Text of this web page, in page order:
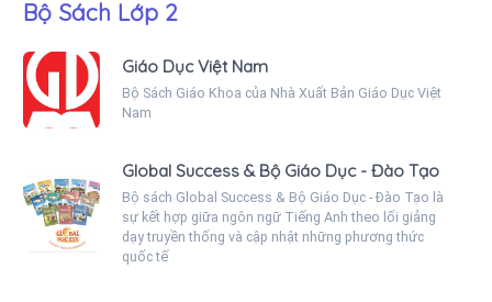
Bộ Sách Lớp 2
Giáo Dục Việt Nam
Bộ Sách Giáo Khoa của Nhà Xuất Bản Giáo Dục Việt
Nam
Global Success & Bộ Giáo Dục - Đào Tạo
Bộ sách Global Success & Bộ Giáo Dục - Đào Tạo là
sự kết hợp giữa ngôn ngữ Tiếng Anh theo lối giảng
dạy truyền thống và cập nhật những phương thức
quốc tế